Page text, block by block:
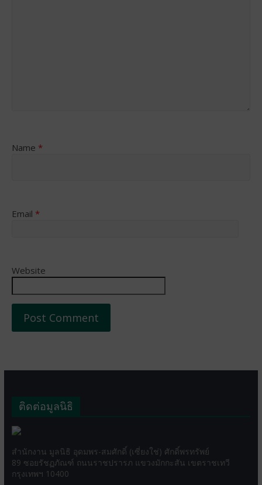
Name *
Email *
Website
ติดต่อมูลนิธิ
สำนักงาน มูลนิธิ อุดมพร-สมศักดิ์ (เซี่ยงใช่) ศักดิ์พรทรัพย์
89 ซอยรัชฏภัณฑ์ ถนนราชปรารภ แขวงมักกะสัน เขตราชเทวี
กรุงเทพฯ 10400